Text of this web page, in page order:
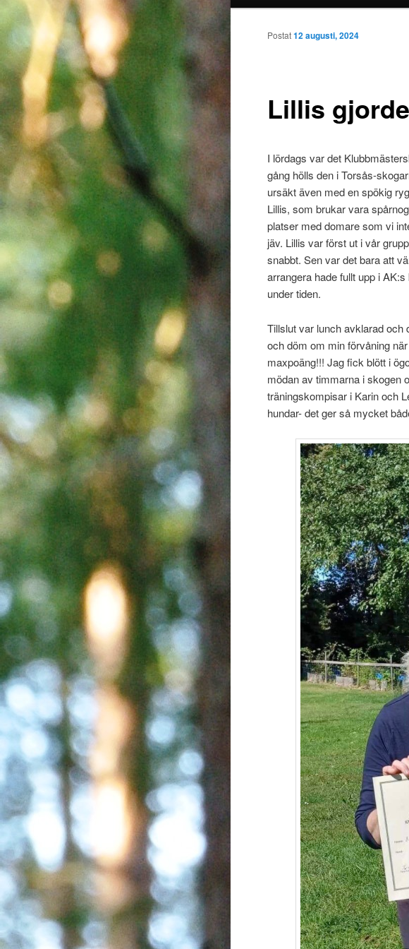
huvudinnehåll
Lillis
Postat12 augusti, 2024
I lördags var det
gång hölls den i Torsås-
ursäkt även med en spökig
Lillis, som brukar vara
platser med domare som vi
jäv. Lillis var först ut i vår
snabbt. Sen var det bara att
arrangera hade fullt upp i
under tiden.
Tillslut var lunch avklarad och
och döm om min förvåning
maxpoäng!!! Jag fick blött i
mödan av timmarna i skogen
träningskompisar i Karin och
hundar- det ger så mycket